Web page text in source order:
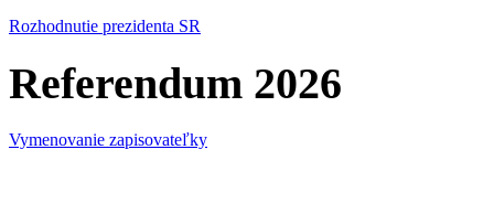
Rozhodnutie prezidenta SR
Referendum 2026
Vymenovanie zapisovateľky